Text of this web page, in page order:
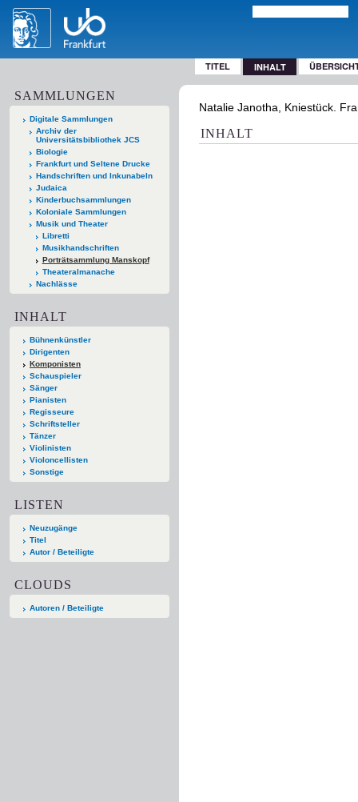
TITEL INHALT
SAMMLUNGEN
Digitale Sammlungen
Archiv der
Universitätsbibliothek JCS
Biologie
Frankfurt und Seltene Drucke
Handschriften und Inkunabeln
Judaica
Kinderbuchsammlungen
Koloniale Sammlungen
Musik und Theater
Libretti
Musikhandschriften
Porträtsammlung Manskopf
Theateralmanache
Nachlässe
INHALT
Bühnenkünstler
Dirigenten
Komponisten
Schauspieler
Sänger
Pianisten
Regisseure
Schriftsteller
Tänzer
Violinisten
Violoncellisten
Sonstige
LISTEN
Neuzugänge
Titel
Autor / Beteiligte
CLOUDS
Autoren / Beteiligte
Natalie Janotha, Kniestück.
INHALT